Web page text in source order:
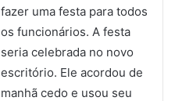
fazer uma festa para todos
os funcionários. A festa
seria celebrada no novo
escritório. Ele acordou de
manhã cedo e usou seu